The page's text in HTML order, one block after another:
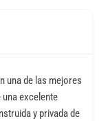
una de las mejores
excelente
y privada de